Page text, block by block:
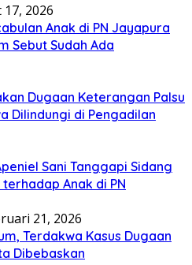
2026
Anak di PN Jayapura
Sebut Sudah Ada
Dugaan Keterangan Palsu
Dilindungi di Pengadilan
Sani Tanggapi Sidang
Anak di PN
21, 2026
Terdakwa Kasus Dugaan
Dibebaskan